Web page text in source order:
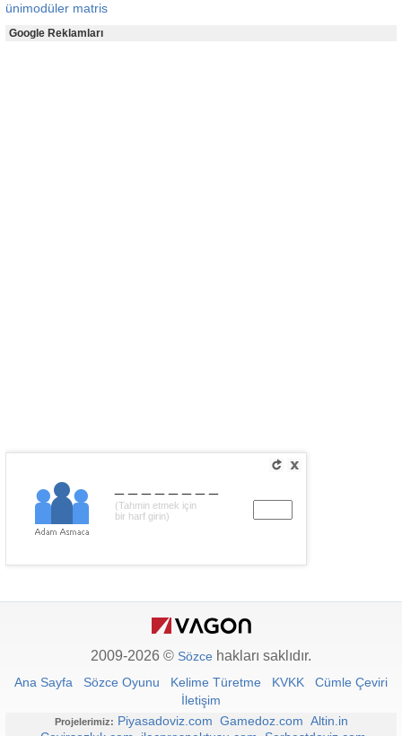
ünimodüler matris
Google Reklamları
(Tahmin etmek için
bir harf girin)
2009-2026 © Sözce hakları saklıdır.
Ana Sayfa Sözce Oyunu Kelime Türetme KVKK
Cümle Çeviri
İletişim
Projelerimiz: Piyasadoviz.com Gamedoz.com Altin.in